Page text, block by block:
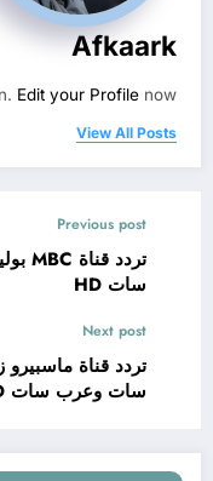
Afkaark
Edit your Profile now.
View All Posts
Previous post
سات HD
Next post
سات وعرب سات HD